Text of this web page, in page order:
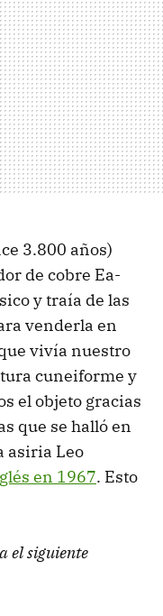
3.800 años)
de cobre Ea-
y traía de las
venderla en
vivía nuestro
cuneiforme y
el objeto gracias
que se halló en
asiria Leo
en 1967. Esto
el siguiente